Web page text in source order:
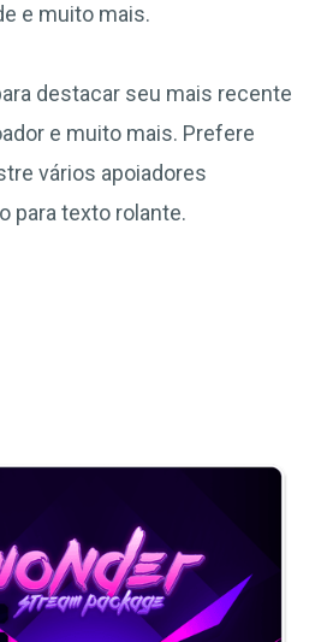
e muito mais.
destacar seu mais recente
e muito mais. Prefere
vários apoiadores
para texto rolante.